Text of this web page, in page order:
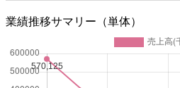
業績推移サマリー（単体）